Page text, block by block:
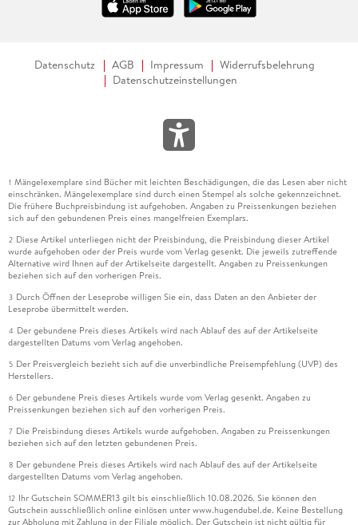
Datenschutz AGB Impressum
Widerrufsbelehrung
Datenschutzeinstellungen
1 Mängelexemplare sind Bücher mit leichten Beschädigungen, die das Lesen aber nicht
einschränken. Mängelexemplare sind durch einen Stempel als solche gekennzeichnet.
Die frühere Buchpreisbindung ist aufgehoben. Angaben zu Preissenkungen beziehen
sich auf den gebundenen Preis eines mangelfreien Exemplars.
2 Diese Artikel unterliegen nicht der Preisbindung, die Preisbindung dieser Artikel
wurde aufgehoben oder der Preis wurde vom Verlag gesenkt. Die jeweils zutreffende
Alternative wird Ihnen auf der Artikelseite dargestellt. Angaben zu Preissenkungen
beziehen sich auf den vorherigen Preis.
3 Durch Öffnen der Leseprobe willigen Sie ein, dass Daten an den Anbieter der
Leseprobe übermittelt werden.
4 Der gebundene Preis dieses Artikels wird nach Ablauf des auf der Artikelseite
dargestellten Datums vom Verlag angehoben.
5 Der Preisvergleich bezieht sich auf die unverbindliche Preisempfehlung (UVP) des
Herstellers.
6 Der gebundene Preis dieses Artikels wurde vom Verlag gesenkt. Angaben zu
Preissenkungen beziehen sich auf den vorherigen Preis.
7 Die Preisbindung dieses Artikels wurde aufgehoben. Angaben zu Preissenkungen
beziehen sich auf den letzten gebundenen Preis.
8 Der gebundene Preis dieses Artikels wird nach Ablauf des auf der Artikelseite
dargestellten Datums vom Verlag angehoben.
12 Ihr Gutschein SOMMER13 gilt bis einschließlich 10.08.2026. Sie können den
Gutschein ausschließlich online einlösen unter www.hugendubel.de. Keine Bestellung
zur Abholung mit Zahlung in der Filiale möglich. Der Gutschein ist nicht gültig für